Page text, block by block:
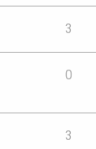
3
0
3